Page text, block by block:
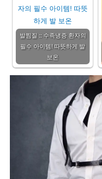
발찜질 :: 수족냉증 환자의
필수 아이템! 따뜻하게 발
보온